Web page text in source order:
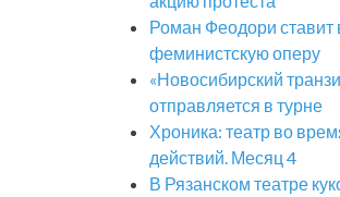
Роман Феодори
феминистскую оперу
«Новосибирский
отправляется в турне
Хроника: театр во
действий. Месяц 4
В Рязанском театре